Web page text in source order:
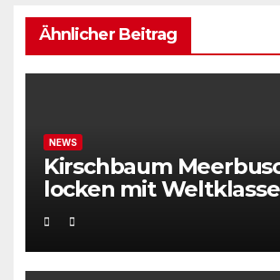
Ähnlicher Beitrag
NEWS
Kirschbaum
locken mit